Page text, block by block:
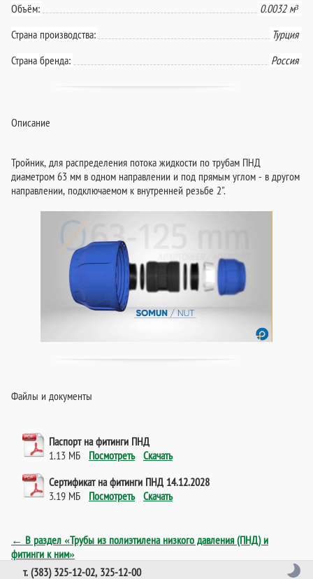
Объём:
0.0032 м³
Страна производства:
Турция
Страна бренда:
Россия
Описание
Тройник, для распределения потока жидкости по трубам ПНД
диаметром 63 мм в одном направлении и под прямым углом - в другом
направлении, подключаемом к внутренней резьбе 2".
Файлы и документы
Паспорт на фитинги ПНД
1.13 МБ Посмотреть Скачать
Сертификат на фитинги ПНД 14.12.2028
3.19 МБ Посмотреть Скачать
← В раздел «Трубы из полиэтилена низкого давления (ПНД) и
фитинги к ним»
т. (383) 325-12-02, 325-12-00